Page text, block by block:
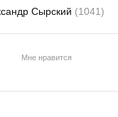
Сырский (1041)
Мне нравится